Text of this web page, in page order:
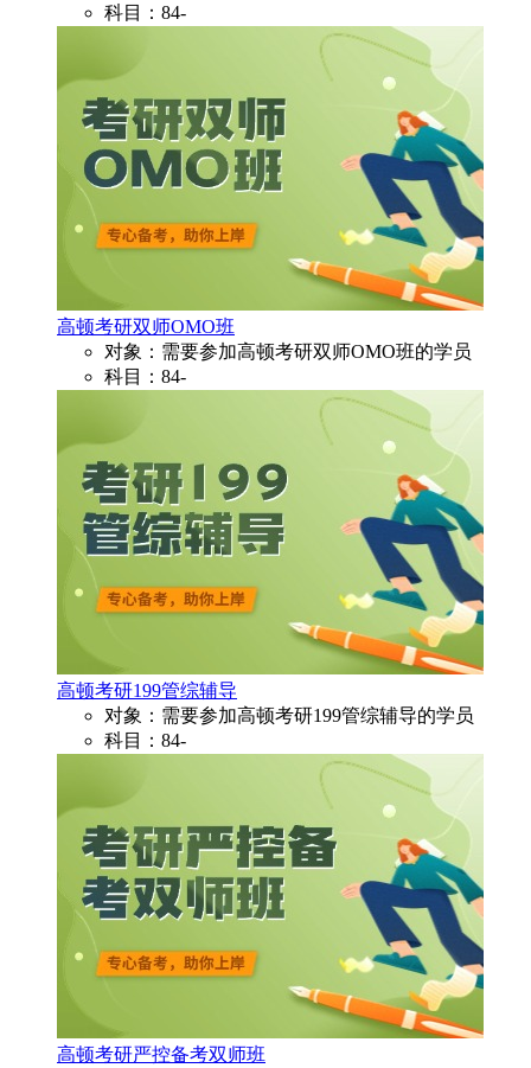
科目：84-
高顿考研双师OMO班
对象：需要参加高顿考研双师OMO班的学员
科目：84-
高顿考研199管综辅导
对象：需要参加高顿考研199管综辅导的学员
科目：84-
高顿考研严控备考双师班